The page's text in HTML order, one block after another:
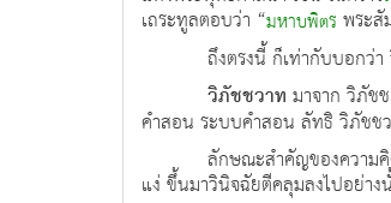
เถระทูลตอบว่า “มหาบพิตร พระสั
ถึงตรงนี้ ก็เท่ากับบอกว่
วิภัชชวาท มาจาก วิภัช
คำสอน ระบบคำสอน ลัทธิ วิภัชช
ลักษณะสำคัญของความ
แง่ ขึ้นมาวินิจฉัยตีคลุมลงไปอย่า